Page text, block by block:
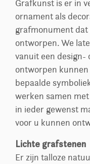
Grafkunst is er in
ornament als
grafmonument
ontworpen. We
vanuit een design-
ontworpen
bepaalde
werken samen
in ieder gewenst
voor u kunnen
Lichte grafstenen
Er zijn talloze